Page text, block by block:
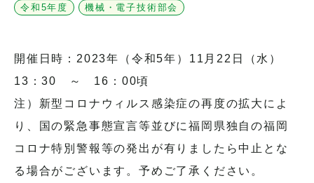
令和5年度 機械・電子技術部会
開催日時：2023年（令和5年）11月22日（水）
13：30 ～ 16：00頃
注）新型コロナウィルス感染症の再度の拡大によ
り、国の緊急事態宣言等並びに福岡県独自の福岡
コロナ特別警報等の発出が有りましたら中止とな
る場合がございます。予めご了承ください。